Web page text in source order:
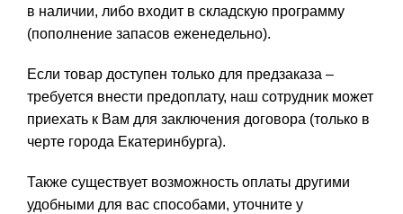
в наличии, либо входит в складскую программу
(пополнение запасов еженедельно).
Если товар доступен только для предзаказа –
требуется внести предоплату, наш сотрудник может
приехать к Вам для заключения договора (только в
черте города Екатеринбурга).
Также существует возможность оплаты другими
удобными для вас способами, уточните у